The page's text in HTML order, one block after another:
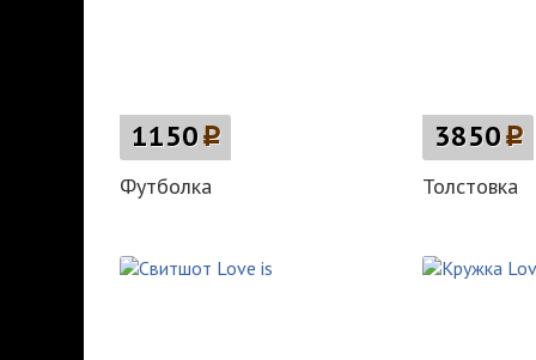
1150p
Футболка
3850p
Толстовка